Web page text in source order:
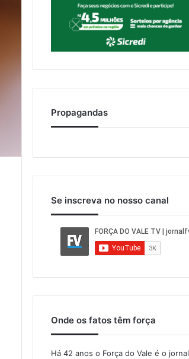
Propagandas
Se inscreva no nosso canal
Onde os fatos têm força
Há 42 anos o Força do Vale é o jornal